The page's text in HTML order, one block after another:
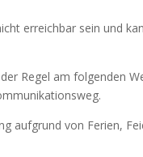
erreichbar sein und
Regel am folgenden
aufgrund von Ferien,